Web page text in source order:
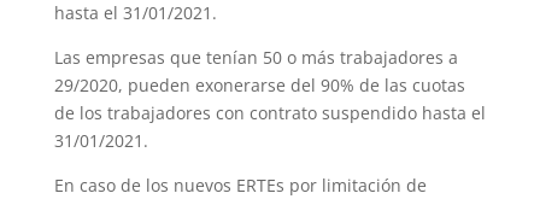
hasta el 31/01/2021.
Las empresas que tenían 50 o más trabajadores a
29/2020, pueden exonerarse del 90% de las cuotas
de los trabajadores con contrato suspendido hasta el
31/01/2021.
En caso de los nuevos ERTEs por limitación de